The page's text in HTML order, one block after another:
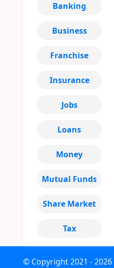
Banking
Business
Franchise
Insurance
Jobs
Loans
Money
Mutual Funds
Share Market
Tax
© Copyright2021 - 2026